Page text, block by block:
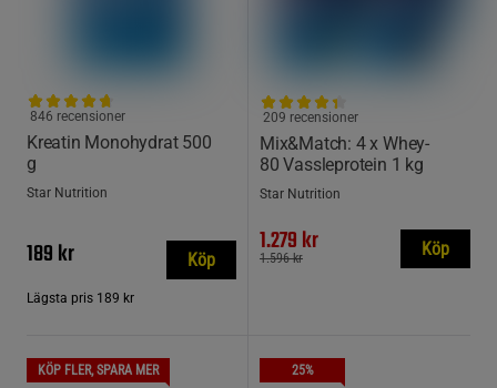
Kreatin Monohydrat 500
g
846 recensioner
Star Nutrition
189 kr
Lägsta pris 189 kr
Köp
Mix&Match: 4 x Whey-
80 Vassleprotein 1 kg
209 recensioner
Star Nutrition
1.279 kr
1.596 kr Köp
KÖP FLER, SPARA MER 25%